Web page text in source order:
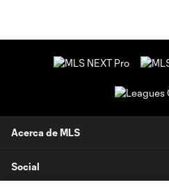
Acerca de MLS
Social